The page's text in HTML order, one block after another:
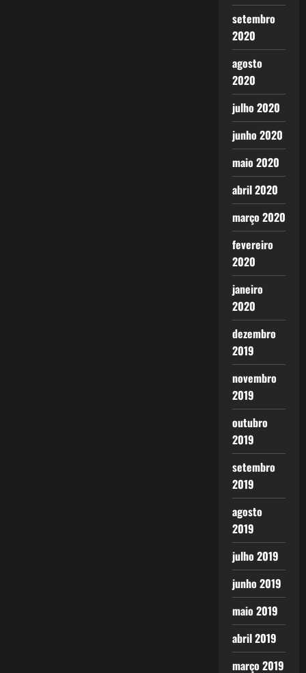
setembro
2020
agosto
2020
julho 2020
junho 2020
maio 2020
abril 2020
março 2020
fevereiro
2020
janeiro
2020
dezembro
2019
novembro
2019
outubro
2019
setembro
2019
agosto
2019
julho 2019
junho 2019
maio 2019
abril 2019
março 2019